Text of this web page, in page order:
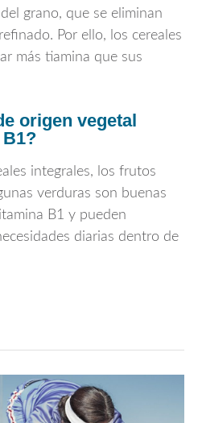
grano, que se eliminan
Por ello, los cereales
más tiamina que sus
origen vegetal
integrales, los frutos
verduras son buenas
B1 y pueden
diarias dentro de